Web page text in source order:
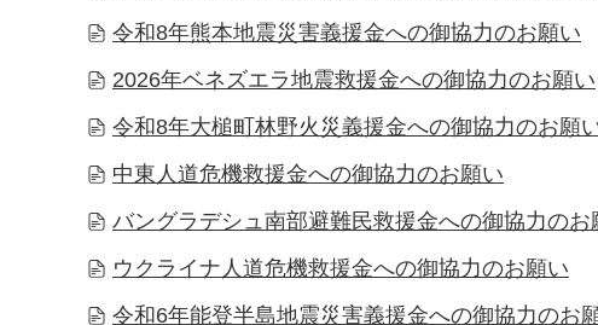
令和8年熊本地震災害義援金への御協力のお願い
2026年ベネズエラ地震救援金への御協力のお願い
令和8年大槌町林野火災義援金への御協力のお願
中東人道危機救援金への御協力のお願い
バングラデシュ南部避難民救援金への御協力のお
ウクライナ人道危機救援金への御協力のお願い
令和6年能登半島地震災害義援金への御協力のお